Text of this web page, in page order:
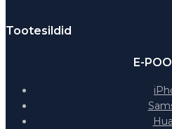
Tootesildid
E-